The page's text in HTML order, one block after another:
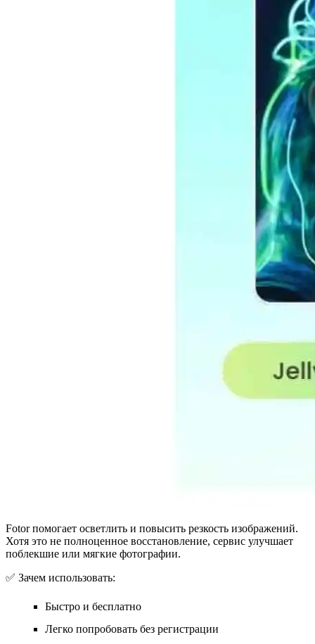
Fotor помогает осветлить и повысить резкость изображений.
Хотя это не полноценное восстановление, сервис улучшает
поблекшие или мягкие фотографии.
✅ Зачем использовать:
Быстро и бесплатно
Легко попробовать без регистрации